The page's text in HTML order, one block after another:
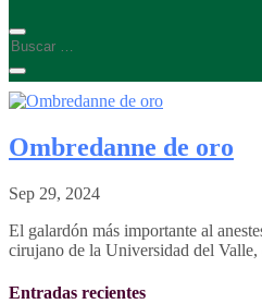
Ombredanne de oro
Sep 29, 2024
El galardón más importante al
cirujano de la Universidad del Valle,
Entradas recientes